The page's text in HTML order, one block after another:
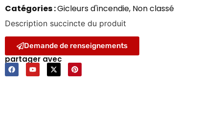
Catégories :Gicleurs d'incendie, Non classé
Description succincte du produit
Demande de renseignements
partager avec